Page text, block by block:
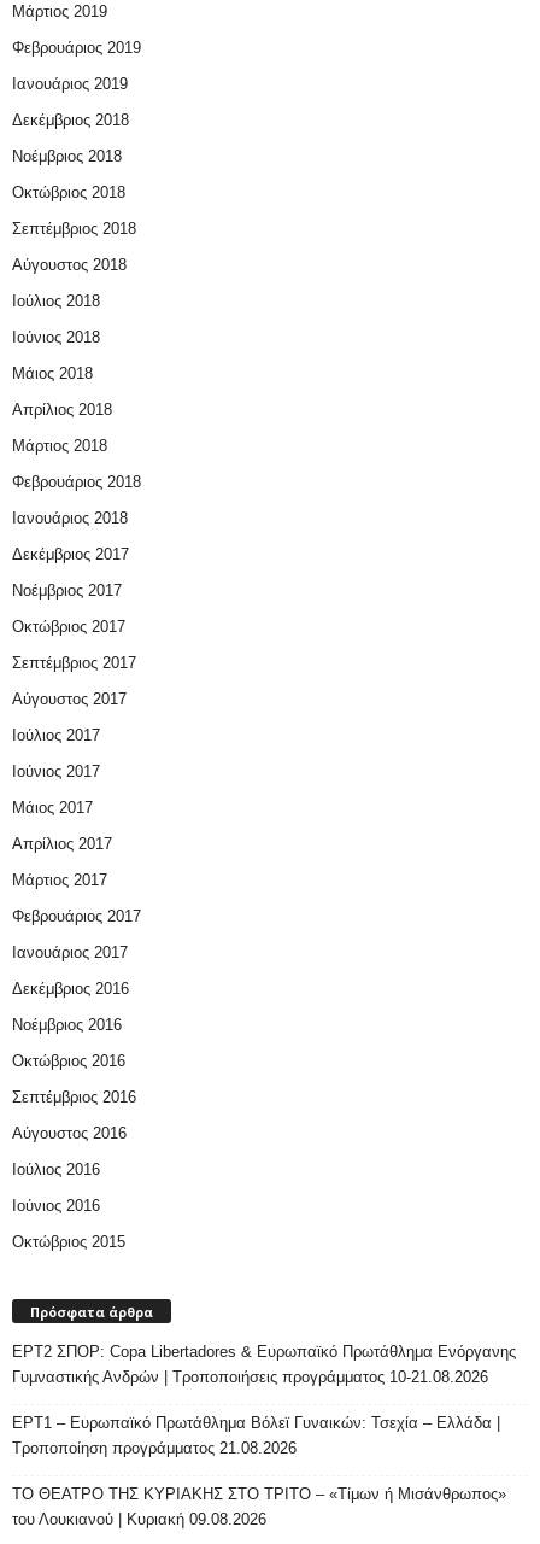
Μάρτιος 2019
Φεβρουάριος 2019
Ιανουάριος 2019
Δεκέμβριος 2018
Νοέμβριος 2018
Οκτώβριος 2018
Σεπτέμβριος 2018
Αύγουστος 2018
Ιούλιος 2018
Ιούνιος 2018
Μάιος 2018
Απρίλιος 2018
Μάρτιος 2018
Φεβρουάριος 2018
Ιανουάριος 2018
Δεκέμβριος 2017
Νοέμβριος 2017
Οκτώβριος 2017
Σεπτέμβριος 2017
Αύγουστος 2017
Ιούλιος 2017
Ιούνιος 2017
Μάιος 2017
Απρίλιος 2017
Μάρτιος 2017
Φεβρουάριος 2017
Ιανουάριος 2017
Δεκέμβριος 2016
Νοέμβριος 2016
Οκτώβριος 2016
Σεπτέμβριος 2016
Αύγουστος 2016
Ιούλιος 2016
Ιούνιος 2016
Οκτώβριος 2015
Πρόσφατα άρθρα
ΕΡΤ2 ΣΠΟΡ: Copa Libertadores & Ευρωπαϊκό Πρωτάθλημα Ενόργανης
Γυμναστικής Ανδρών | Τροποποιήσεις προγράμματος 10-21.08.2026
ΕΡΤ1 – Ευρωπαϊκό Πρωτάθλημα Βόλεϊ Γυναικών: Τσεχία – Ελλάδα |
Τροποποίηση προγράμματος 21.08.2026
ΤΟ ΘΕΑΤΡΟ ΤΗΣ ΚΥΡΙΑΚΗΣ ΣΤΟ ΤΡΙΤΟ – «Τίμων ή Μισάνθρωπος»
του Λουκιανού | Κυριακή 09.08.2026